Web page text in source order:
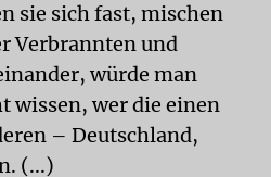
sie sich fast, mischen
Verbrannten und
würde man
wissen, wer die einen
– Deutschland,
(...)